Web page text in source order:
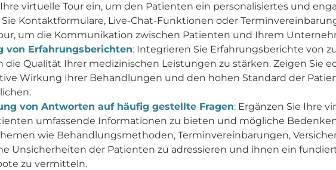
virtuelle Tour ein, um den Patienten ein personalisiertes und
Kontaktformulare, Live-Chat-Funktionen oder
um die Kommunikation zwischen Patienten und Ihrem
von Erfahrungsberichten:Integrieren Sie Erfahrungsberichte von
die Qualität Ihrer medizinischen Leistungen zu stärken. Zeigen Sie
Wirkung Ihrer Behandlungen und den hohen Standard der
von Antworten auf häufig gestellte Fragen:Ergänzen Sie Ihre
umfassende Informationen zu bieten und mögliche
wie Behandlungsmethoden, Terminvereinbarungen,
Unsicherheiten der Patienten zu adressieren und ihnen ein
zu vermitteln.